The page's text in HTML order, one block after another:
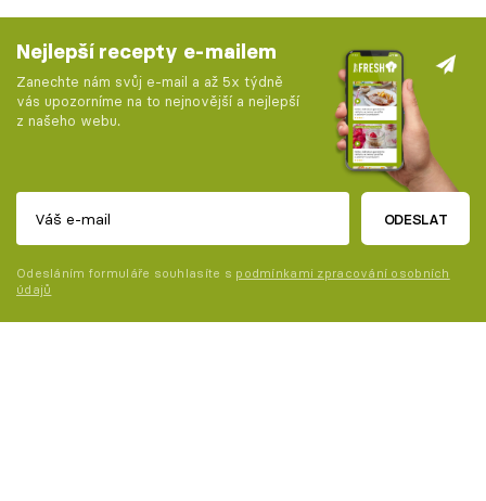
Nejlepší recepty e-mailem
Zanechte nám svůj e-mail a až 5x týdně
vás upozorníme na to nejnovější a nejlepší
z našeho webu.
ODESLAT
Odesláním formuláře souhlasíte s podmínkami zpracování osobních
údajů